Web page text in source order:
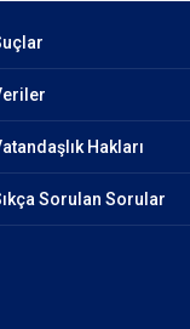
Hakları
Sorulan Sorular